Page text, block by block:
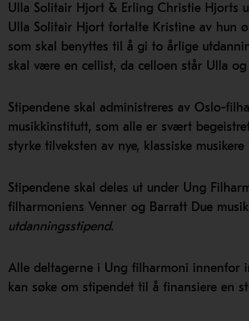
Ulla Solitair Hjort & Erling Christie Hjorts
Ulla Solitair Hjort fortalte Kristine av hun
som skal benyttes til å gi to årlige
skal være en cellist, da celloen står Ulla
Stipendene skal administreres av Oslo-
musikkinstitutt, som alle er svært
styrke tilveksten av nye, klassiske
Stipendene skal deles ut under Ung
filharmoniens Venner og Barratt Due
utdanningsstipend.
Alle deltagerne i Ung filharmoni innenfor
kan søke om stipendet til å finansiere en